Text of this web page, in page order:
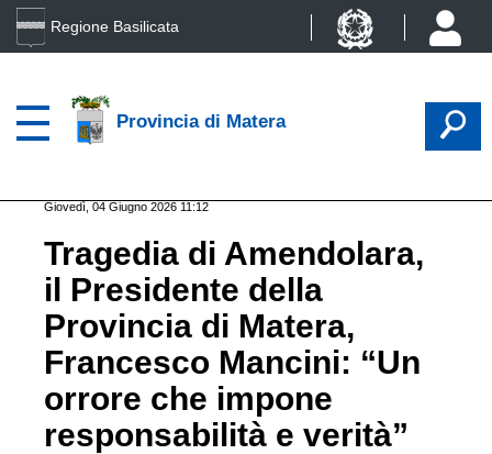
Regione Basilicata
Provincia di Matera
Giovedì, 04 Giugno 2026 11:12
Tragedia di Amendolara,
il Presidente della
Provincia di Matera,
Francesco Mancini: “Un
orrore che impone
responsabilità e verità”